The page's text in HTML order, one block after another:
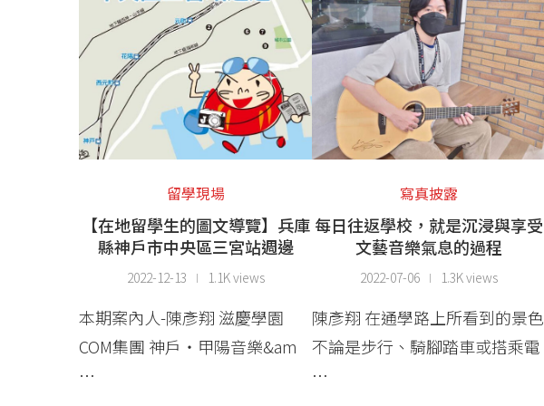
留學現場
【在地留學生的圖文導覽】兵庫
縣神戶市中央區三宮站週邊
2022-12-13 1.1K views
本期案內人-陳彥翔 滋慶學園
COM集團 神戶・甲陽音樂&am
…
寫真披露
每日往返學校，就是沉浸與享受
文藝音樂氣息的過程
2022-07-06 1.3K views
陳彥翔 在通學路上所看到的景色
不論是步行、騎腳踏車或搭乘電
…